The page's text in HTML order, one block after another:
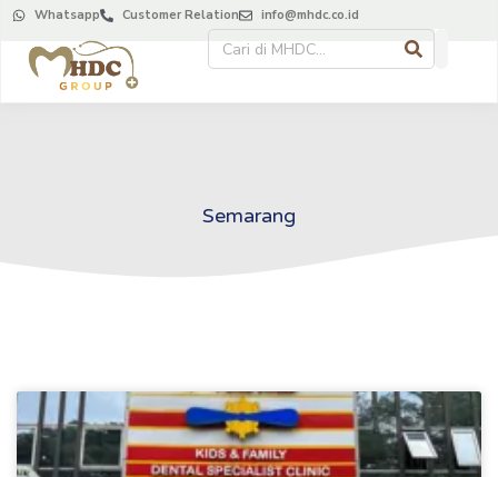
Whatsapp Customer Relation info@mhdc.co.id
Semarang